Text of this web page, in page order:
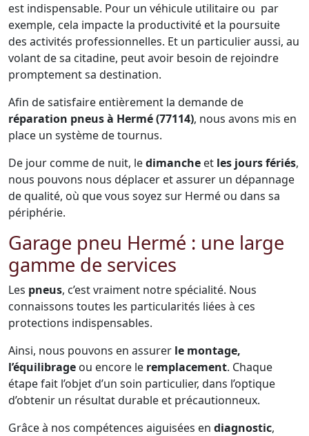
est indispensable. Pour un véhicule utilitaire ou par
exemple, cela impacte la productivité et la poursuite
des activités professionnelles. Et un particulier aussi, au
volant de sa citadine, peut avoir besoin de rejoindre
promptement sa destination.
Afin de satisfaire entièrement la demande de
réparation pneus à Hermé (77114), nous avons mis en
place un système de tournus.
De jour comme de nuit, ledimanche et les jours fériés,
nous pouvons nous déplacer et assurer un dépannage
de qualité, où que vous soyez sur Hermé ou dans sa
périphérie.
Garage pneu Hermé : une large
gamme de services
Les pneus, c’est vraiment notre spécialité. Nous
connaissons toutes les particularités liées à ces
protections indispensables.
Ainsi, nous pouvons en assurer le montage,
l’équilibrage ou encore le remplacement. Chaque
étape fait l’objet d’un soin particulier, dans l’optique
d’obtenir un résultat durable et précautionneux.
Grâce à nos compétences aiguisées en diagnostic,